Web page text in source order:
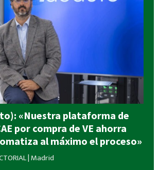
«Nuestra plataforma de
por compra de VE ahorra
al máximo el proceso»
|Madrid